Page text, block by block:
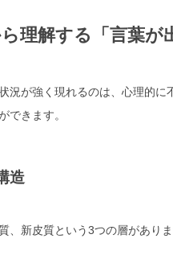
理解する「言葉が
況が強く現れるのは、心理的
できます。
造
、新皮質という3つの層がありま